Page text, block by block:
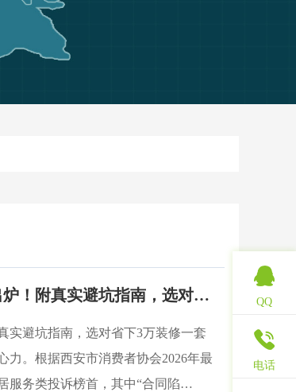
2026西安装修公司排名前十强出炉！附真实避坑指南，选对省下3万
实避坑指南，选对省下3万装修一套
力。根据西安市消费者协会2026年最
服务类投诉榜首，其中“合同陷
QQ
电话